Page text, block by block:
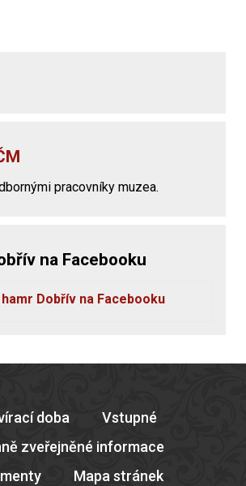
pracovníky muzea.
na Facebooku
Dobřív na Facebooku
doba
Vstupné
zveřejněné informace
Mapa stránek